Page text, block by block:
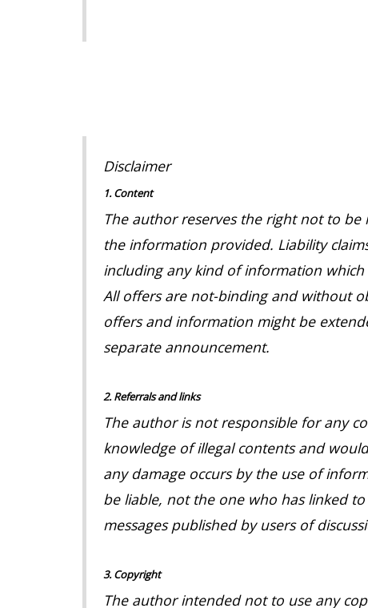
Disclaimer
1. Content
The author reserves the right not to
the information provided. Liability
including any kind of information
All offers are not-binding and without
offers and information might be
separate announcement.
2. Referrals and links
The author is not responsible for any
knowledge of illegal contents and
any damage occurs by the use of
be liable, not the one who has linked
messages published by users of
3. Copyright
The author intended not to use any